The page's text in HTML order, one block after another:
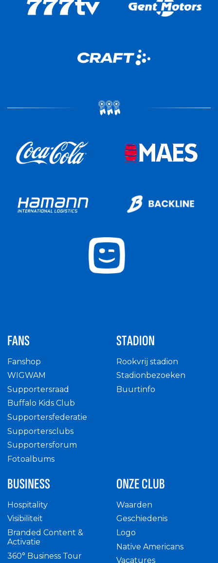
FANS
Fanshop
WIGWAM
Supportersraad
Buffalo Kids Club
Supportersfederatie
Supportersclubs
Supportersforum
Fotoalbums
STADION
Rookvrij stadion
Stadionbezoeken
Buurtinfo
BUSINESS
Hospitality
Visibiliteit
Branded Content &
Activatie
360° Business Tour
ONZE CLUB
Waarden
Geschiedenis
Logo
Native Americans
Vacatures